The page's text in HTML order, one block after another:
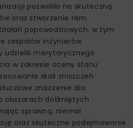
pozwoliła na skuteczną
oraz stworzenie ram
popowodziowych, w tym
zespołów inżynierów
udzielili merytorycznego
w zakresie oceny stanu
skali zniszczeń.
znaczenie dla
obszarach dotkniętych
sprawną, niemal
oraz skuteczne podejmowanie